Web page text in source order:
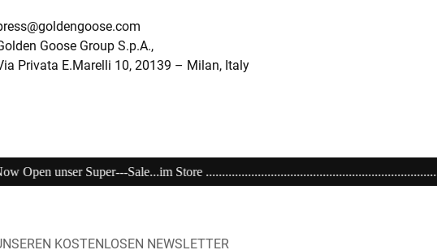
Goose Group S.p.A.,
Privata E.Marelli 10, 20139 – Milan, Italy
KOSTENLOSEN NEWSLETTER